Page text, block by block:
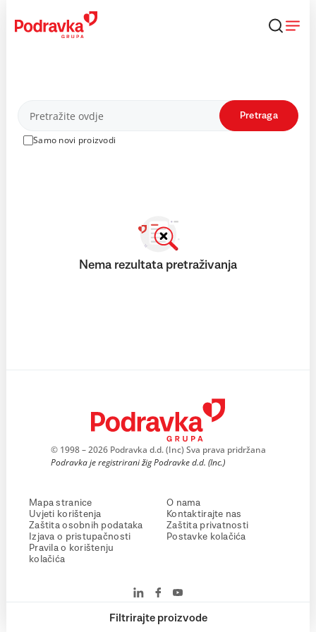
content
Proizvodi
Samo novi proizvodi
Pretraga
Filtrirajte proizvode
Nema rezultata pretraživanja
© 1998 – 2026 Podravka d.d. (Inc) Sva prava pridržana
Podravka je registrirani žig Podravke d.d. (Inc.)
Mapa stranice
Uvjeti korištenja
Zaštita osobnih podataka
Izjava o pristupačnosti
Pravila o korištenju
kolačića
O nama
Kontaktirajte nas
Zaštita privatnosti
Postavke kolačića